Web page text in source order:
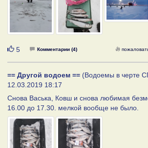
Нравится
5 Комментарии (4)
== Другой водоем == (Водоемы в черте
12.03.2019 18:17
Снова Васька, Ковш и снова любимая
16.00 до 17.30. мелкой вообще не было.